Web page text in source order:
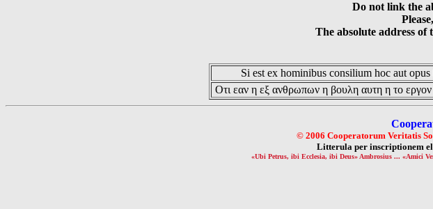
Do not link the
The absolute address of
Si est ex hominibus consilium hoc aut
Οτι εαν η εξ ανθρωπων η βουλη αυτη η το εργον
© 2006 Cooperatorum Veritatis
Litterula per inscriptionem
«Ubi Petrus, ibi Ecclesia, ibi Deus» Ambrosius ... «Amici